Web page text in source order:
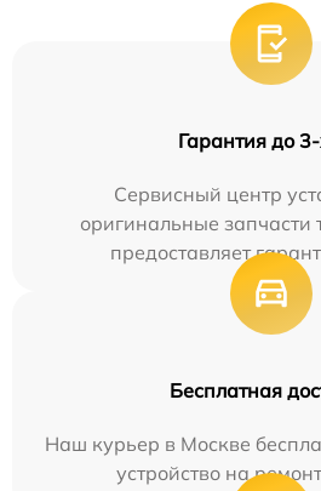
Гарантия до
Сервисный центр
оригинальные запчасти
предоставляет
Бесплатная
Наш курьер в Москве
устройство на